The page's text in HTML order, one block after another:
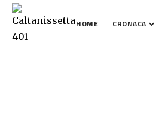
HOME CRONACA